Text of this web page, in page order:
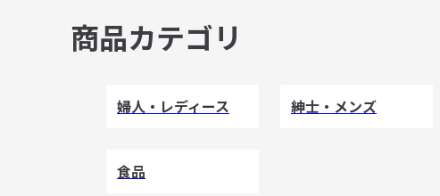
商品カテゴリ
婦人・レディース 紳士・メンズ
食品